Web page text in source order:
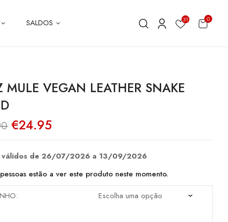
SALDOS 31 0
MULE VEGAN LEATHER SNAKE
O
preço
original
€49.90.
€24.95
atual
€24.95.
válidos de 26/07/2026 a 13/09/2026
pessoas estão a ver este produto neste momento.